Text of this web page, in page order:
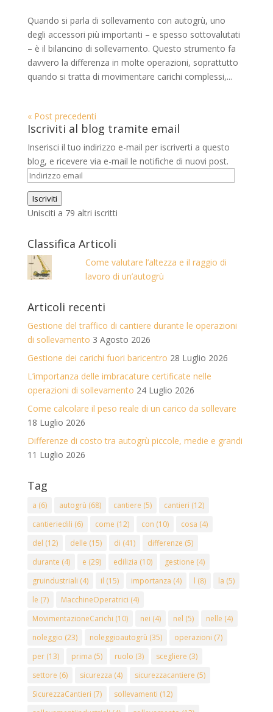
Quando si parla di sollevamento con autogrù, uno
degli accessori più importanti – e spesso sottovalutati
– è il bilancino di sollevamento. Questo strumento fa
davvero la differenza in molte operazioni, soprattutto
quando si tratta di movimentare carichi complessi,...
« Post precedenti
Iscriviti al blog tramite email
Inserisci il tuo indirizzo e-mail per iscriverti a questo
blog, e ricevere via e-mail le notifiche di nuovi post.
Indirizzo
email
Iscriviti
Unisciti a 79 altri iscritti
Classifica Articoli
Come valutare l’altezza e il raggio di
lavoro di un’autogrù
Articoli recenti
Gestione del traffico di cantiere durante le operazioni
di sollevamento 3 Agosto 2026
Gestione dei carichi fuori baricentro 28 Luglio 2026
L’importanza delle imbracature certificate nelle
operazioni di sollevamento 24 Luglio 2026
Come calcolare il peso reale di un carico da sollevare
18 Luglio 2026
Differenze di costo tra autogrù piccole, medie e grandi
11 Luglio 2026
Tag
a (6) autogrù (68) cantiere (5) cantieri (12)
cantieriedili (6) come (12) con (10) cosa (4)
del (12) delle (15) di (41) differenze (5)
durante (4) e (29) edilizia (10) gestione (4)
gruindustriali (4) il (15) importanza (4) l (8) la (5)
le (7) MacchineOperatrici (4)
MovimentazioneCarichi (10) nei (4) nel (5) nelle (4)
noleggio (23) noleggioautogrù (35) operazioni (7)
per(13) prima (5) ruolo (3) scegliere (3)
settore (6) sicurezza (4) sicurezzacantiere (5)
SicurezzaCantieri (7) sollevamenti (12)